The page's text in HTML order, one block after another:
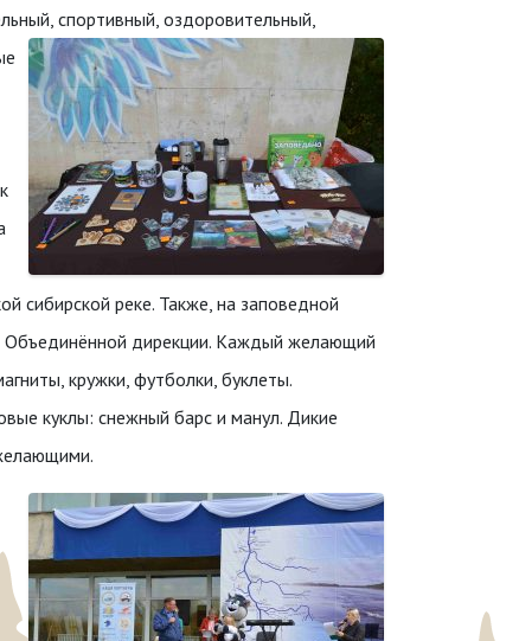
спортивный, оздоровительный,
сибирской реке. Также, на заповедной
Объединённой дирекции. Каждый желающий
кружки, футболки, буклеты.
куклы: снежный барс и манул. Дикие